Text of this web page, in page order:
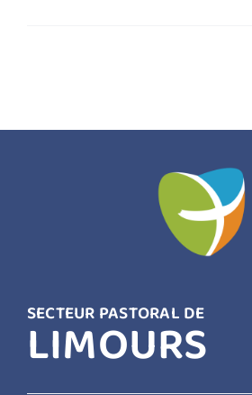
SECTEUR PASTORAL DE
LIMOURS